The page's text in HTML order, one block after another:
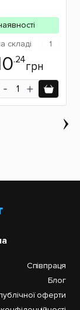
складі 1
.24
грн
Співпраця
Блог
оферти